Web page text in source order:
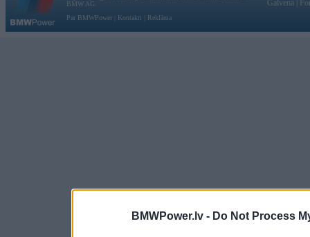
BMWPower.lv - Do Not Process
BMW AG.
Par BMWPower
Kontakti Reklāma
Galvena